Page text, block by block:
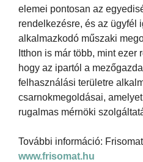
elemei pontosan az
rendelkezésre, és az ügyfél
alkalmazkodó műszaki
Itthon is már több, mint ezer
hogy az ipartól a
felhasználási területre
csarnokmegoldásai,
rugalmas mérnöki
További információ:
www.frisomat.hu